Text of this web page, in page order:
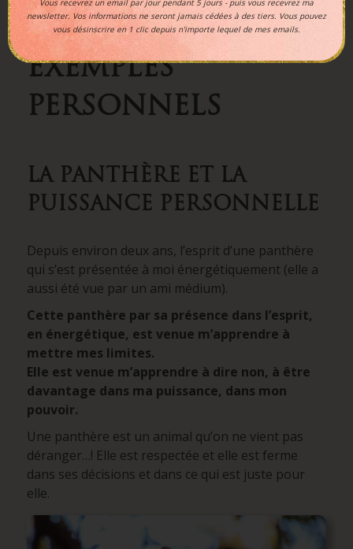
QUELQUES
EXEMPLES
PERSONNELS
LA PANTHÈRE ET LA
PUISSANCE PERSONNELLE
Depuis environ deux ans, l’esprit d’une panthère
qui s’est présentée à moi énergétiquement (elle a
aussi été vue par un ami médium).
Cette panthère par sa présence dans l’esprit,
en énergétique, est venue m’apprendre à
mettre mes limites.
Elle est venue m’apprendre à dire non, à être
davantage dans ma puissance, dans mon
pouvoir.
Une panthère est un animal qu’on ne vient pas
déranger…! Elle est respectée et elle est ferme
dans ses décisions et dans ce qui est juste pour
elle.
Vous recevrez un email par jour pendant 5 jours - puis vous recevrez ma
newsletter. Vos informations ne seront jamais cédées à des tiers. Vous pouvez
vous désinscrire en 1 clic depuis n'importe lequel de mes emails.